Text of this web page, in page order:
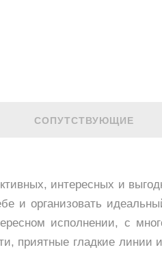
СОПУТСТВУЮЩИЕ
интересных и
и организовать
исполнении, с
приятные гладкие